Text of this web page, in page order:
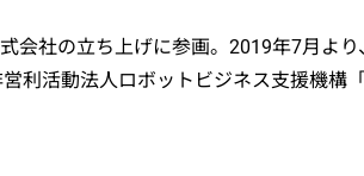
社の立ち上げに参画。2019年7月よ
活動法人ロボットビジネス支援機構